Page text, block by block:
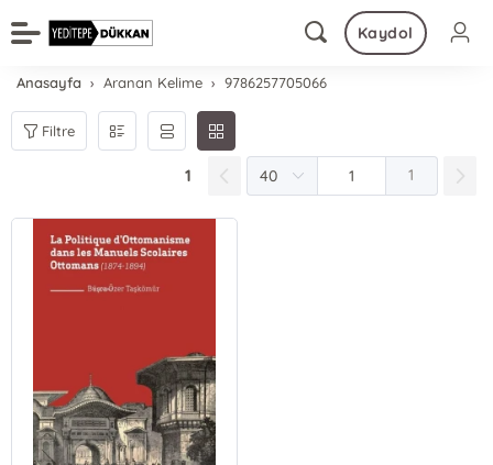
Kaydol
Anasayfa Aranan Kelime 9786257705066
Filtre
1 1